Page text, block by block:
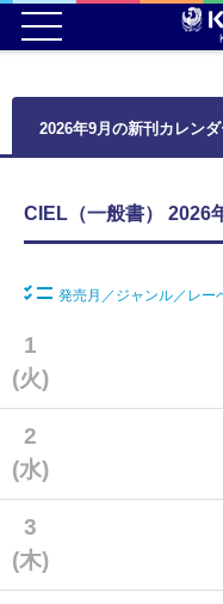
2026年9月の新刊カレン
CIEL（一般書） 2026
発売月／ジャンル／レー
1
(火)
2
(水)
3
(木)